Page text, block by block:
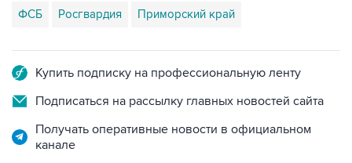
ФСБ Росгвардия Приморский край
Купить подписку на профессиональную ленту
Подписаться на рассылку главных новостей сайта
Получать оперативные новости в официальном
канале